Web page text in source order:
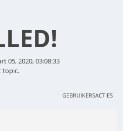
05, 2020, 03:08:33
topic.
GEBRUIKERSACTIES